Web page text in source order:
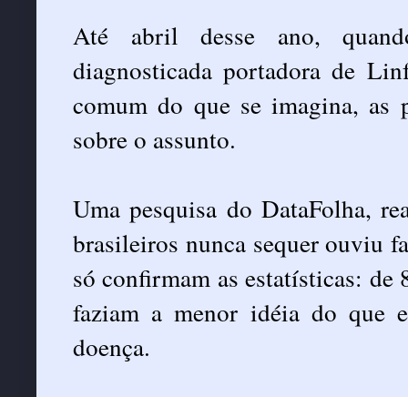
Até abril desse ano,
diagnosticada portadora de
comum do que se imagina, as
sobre o assunto.
Uma pesquisa do DataFolha,
brasileiros nunca sequer ouviu
só confirmam as estatísticas: de
faziam a menor idéia do que
doença.